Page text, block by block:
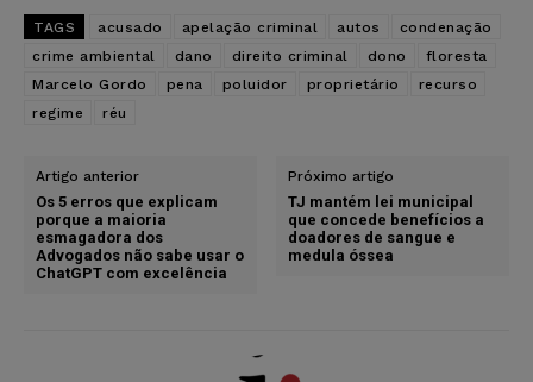
TAGS acusado apelação criminal autos
condenação
crime ambiental
dano direito criminal dono
floresta
Marcelo Gordo
pena poluidor proprietário
recurso
regime
réu
Artigo anterior
Os 5 erros que explicam
porque a maioria
esmagadora dos
Advogados não sabe usar o
ChatGPT com excelência
Próximo artigo
TJ mantém lei municipal
que concede benefícios a
doadores de sangue e
medula óssea